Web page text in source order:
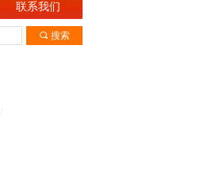
联系我们
끠 搜索